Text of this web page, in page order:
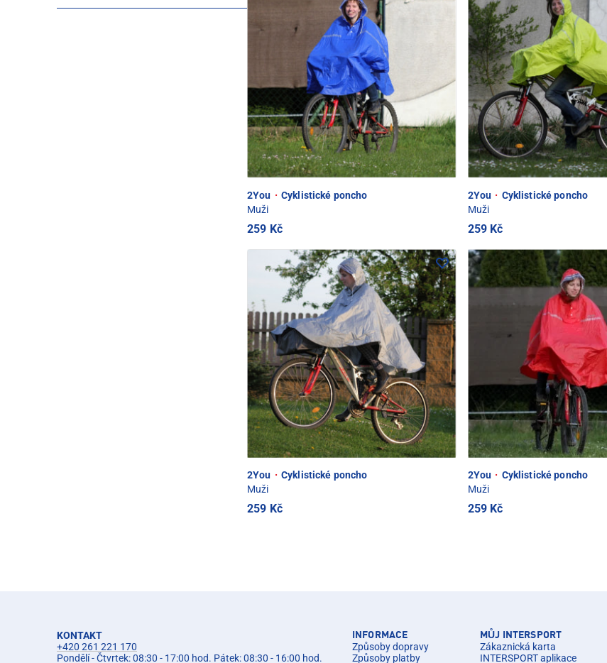
2You · Cyklistické poncho
Muži
259 Kč
2You · Cyklistické poncho
Muži
259 Kč
2You · Cyklistické poncho
Muži
259 Kč
2You · Cyklistické poncho
Muži
259 Kč
KONTAKT
+420 261 221 170
Pondělí - Čtvrtek: 08:30 - 17:00 hod. Pátek: 08:30 - 16:00 hod.
INFORMACE
Způsoby dopravy
Způsoby platby
MŮJ INTERSPORT
Zákaznická karta
INTERSPORT aplikace